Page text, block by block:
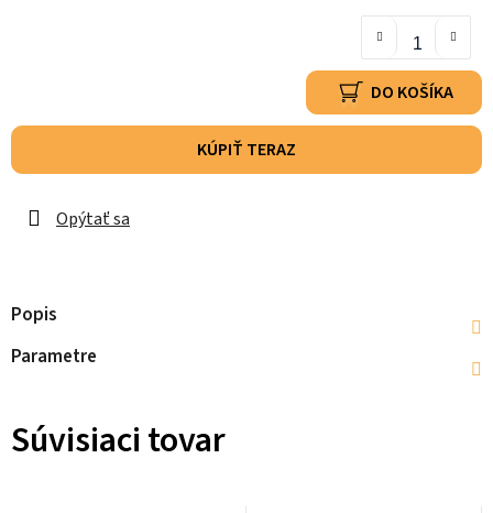
DO KOŠÍKA
KÚPIŤ TERAZ
Opýtať sa
Popis
Parametre
Súvisiaci tovar